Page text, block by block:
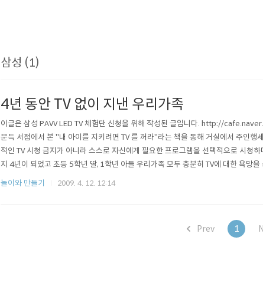
삼성 (1)
4년 동안 TV 없이 지낸 우리가족
이글은 삼성 PAVV LED TV 체험단 신청을 위해 작성된 글입니다. http://
문득 서점에서 본 "내 아이를 지키려면 TV 를 꺼라"라는 책을 통해 거실에서 주인행
적인 TV 시청 금지가 아니라 스스로 자신에게 필요한 프로그램을 선택적으로 시청
지 4년이 되었고 초등 5학년 딸, 1학년 아들 우리가족 모두 충분히 TV에 대한 욕망
모두 나들이와 여행, 독서, 요리, 만들기 등을 통해 육체적/정..
놀이와 만들기 2009. 4. 12. 12:14
Prev 1